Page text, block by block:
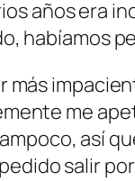
años era
habíamos
más
me
así
salir